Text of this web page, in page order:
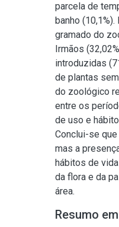
parcela de
banho
gramado do
Irmãos
introduzidas
de plantas
do zoológico
entre os
de uso e
Conclui-se
mas a
hábitos de
da flora e da
área.
Resumo